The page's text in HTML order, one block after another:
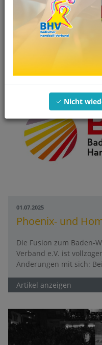
Alle Infos unter
01.07.2025
Die Fusion zum Baden-
Verband e.V. ist
Änderungen mit sich:
Artikel anzeigen
Nicht